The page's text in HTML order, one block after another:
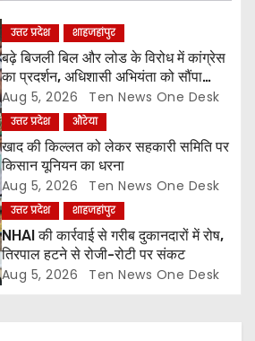
उत्तर प्रदेश शाहजहांपुर
बढ़े बिजली बिल और लोड के विरोध में कांग्रेस
का प्रदर्शन, अधिशासी अभियंता को सौंपा
ज्ञापन
Aug 5, 2026 Ten News One Desk
उत्तर प्रदेश औरेया
खाद की किल्लत को लेकर सहकारी समिति पर
किसान यूनियन का धरना
Aug 5, 2026 Ten News One Desk
उत्तर प्रदेश शाहजहांपुर
NHAI की कार्रवाई से गरीब दुकानदारों में रोष,
तिरपाल हटने से रोजी-रोटी पर संकट
Aug 5, 2026 Ten News One Desk